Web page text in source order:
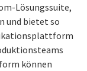
Lösungssuite,
und bietet so
können